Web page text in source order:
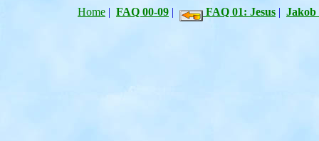
Home | FAQ 00-09 | FAQ 01: Jesus |